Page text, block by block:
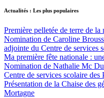
Actualités : Les plus populaires
Première pelletée de terre de
Nomination de Caroline
adjointe du Centre de services
Ma première fête nationale :
Nomination de Nathalie Mc
Centre de services scolaire des
Présentation de la Chaise des
Mortagne